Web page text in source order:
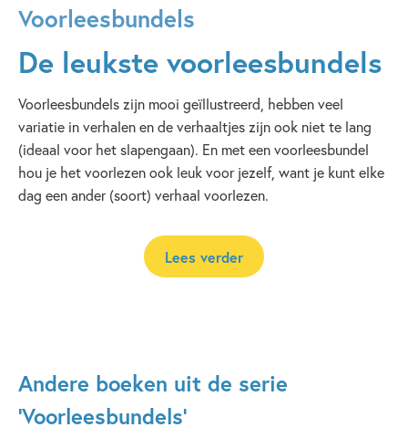
Voorleesbundels
De leukste voorleesbundels
Voorleesbundels zijn mooi geïllustreerd, hebben veel
variatie in verhalen en de verhaaltjes zijn ook niet te lang
(ideaal voor het slapengaan). En met een voorleesbundel
hou je het voorlezen ook leuk voor jezelf, want je kunt elke
dag een ander (soort) verhaal voorlezen.
Lees verder
Andere boeken uit de serie
'Voorleesbundels'